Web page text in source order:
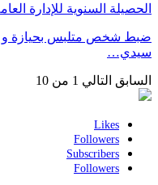
الحصيلة السنوية للإدارة
ضبط شخص متلبس بحيازة و
سيدي…
السابق التالي 1 من 10
Likes
Followers
Subscribers
Followers